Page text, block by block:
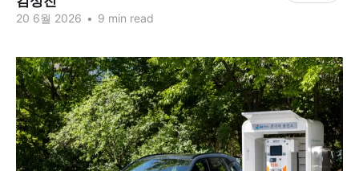
20 6월 2026 • 9 min read